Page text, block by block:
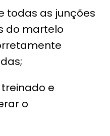
todas as junções
do martelo
e
o